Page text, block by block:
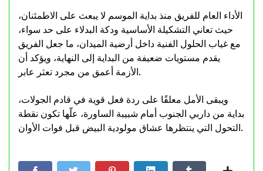
الأداء العام للفريق منذ بداية الموسم لا يبعث على الاطمئنان،
حيث تعاني التشكيلة الأساسية ودكة البدلاء على حد سواء،
مع غياب الحلول الفنية داخل أرضية الميدان، ما جعل الفريق
يقدم مستويات ضعيفة من البداية إلى النهاية، ويؤكد أن
الأزمة أعمق من مجرد تعثر عابر.
ويبقى الأمل معلقًا على ردة فعل قوية في قادم الجولات،
بداية من داربي الجنوب أمام شبيبة الساورة، علّها تكون نقطة
التحول التي ينتظرها عشاق مولودية البيض قبل فوات الأوان.